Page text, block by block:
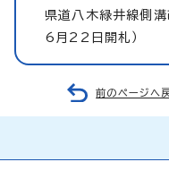
県道八木緑井線側溝
6月22日開札）
前のページへ